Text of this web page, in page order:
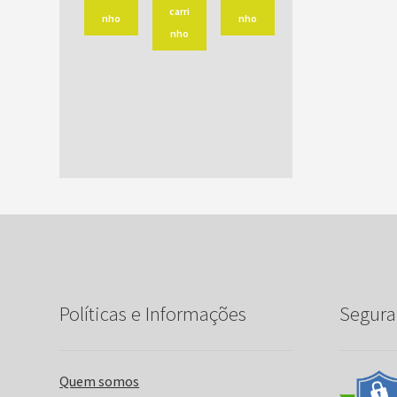
nho
carri
nho
nho
Políticas e Informações
Quem somos